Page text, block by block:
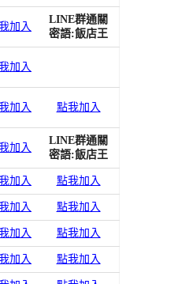
加入
LINE群通關
密語:飯店王
加入
加入 點我加入
加入
LINE群通關
密語:飯店王
加入 點我加入
加入 點我加入
加入 點我加入
加入 點我加入